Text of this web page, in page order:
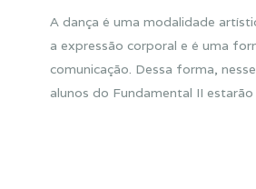
A dança é uma modalidade
a expressão corporal e é uma
comunicação. Dessa forma,
alunos do Fundamental II